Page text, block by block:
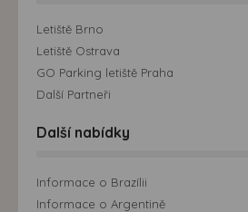
Letiště Brno
Letiště Ostrava
GO Parking letiště Praha
Další Partneři
Další nabídky
Informace o Brazílii
Informace o Argentině